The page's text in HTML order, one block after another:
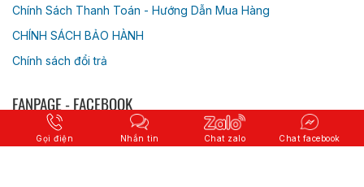
Chính Sách Thanh Toán - Hướng Dẫn Mua Hàng
CHÍNH SÁCH BẢO HÀNH
Chính sách đổi trả
FANPAGE - FACEBOOK
Gọi điện Nhắn tin Chat zalo Chat facebook